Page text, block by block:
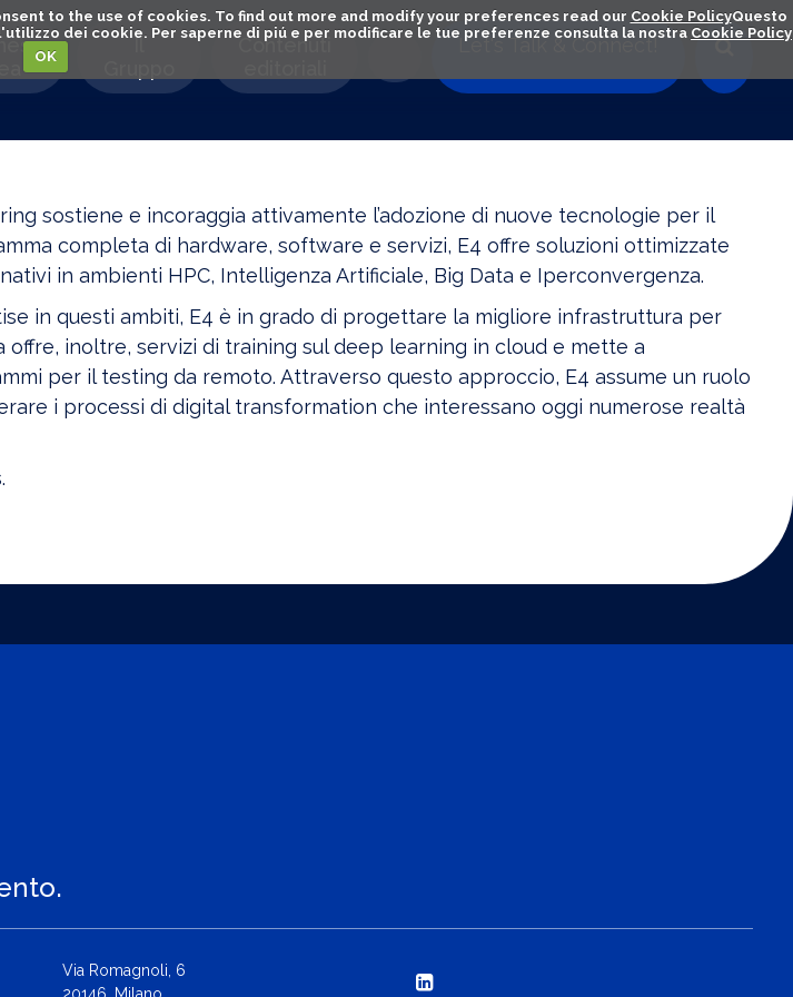
to the use of cookies. To find out more and modify your preferences read our Cookie PolicyQuesto
dei cookie. Per saperne di piú e per modificare le tue preferenze consulta la nostra Cookie Policy
OK
Let's Talk & Connect!
Il
Contenuti
sostiene e incoraggia attivamente l’adozione di nuove tecnologie per il
completa di hardware, software e servizi, E4 offre soluzioni ottimizzate
in ambienti HPC, Intelligenza Artificiale, Big Data e Iperconvergenza.
in questi ambiti, E4 è in grado di progettare la migliore infrastruttura per
offre, inoltre, servizi di training sul deep learning in cloud e mette a
per il testing da remoto. Attraverso questo approccio, E4 assume un ruolo
i processi di digital transformation che interessano oggi numerose realtà
Via Romagnoli, 6